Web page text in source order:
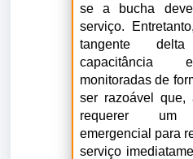
se a bucha
serviço.
tangente
capacitância
monitoradas de
ser razoável
requerer um
emergencial para
serviço